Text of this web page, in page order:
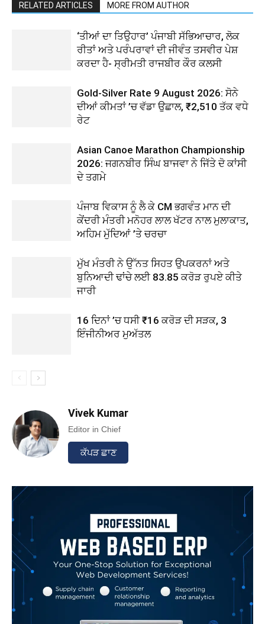
RELATED ARTICLES MORE FROM AUTHOR
‘ਤੀਆਂ ਦਾ ਤਿਉਹਾਰ’ ਪੰਜਾਬੀ ਸੱਭਿਆਚਾਰ, ਲੋਕ
ਰੀਤਾਂ ਅਤੇ ਪਰੰਪਰਾਵਾਂ ਦੀ ਜੀਵੰਤ ਤਸਵੀਰ ਪੇਸ਼
ਕਰਦਾ ਹੈ- ਸ੍ਰੀਮਤੀ ਰਾਜਬੀਰ ਕੌਰ ਕਲਸੀ
Gold-Silver Rate 9 August 2026: ਸੋਨੇ
ਦੀਆਂ ਕੀਮਤਾਂ ’ਚ ਵੱਡਾ ਉਛਾਲ, ₹2,510 ਤੱਕ ਵਧੇ
ਰੇਟ
Asian Canoe Marathon Championship
2026: ਜਗਨਬੀਰ ਸਿੰਘ ਬਾਜਵਾ ਨੇ ਜਿੱਤੇ ਦੋ ਕਾਂਸੀ
ਦੇ ਤਗਮੇ
ਪੰਜਾਬ ਵਿਕਾਸ ਨੂੰ ਲੈ ਕੇ CM ਭਗਵੰਤ ਮਾਨ ਦੀ
ਕੇਂਦਰੀ ਮੰਤਰੀ ਮਨੋਹਰ ਲਾਲ ਖੱਟਰ ਨਾਲ ਮੁਲਾਕਾਤ,
ਅਹਿਮ ਮੁੱਦਿਆਂ ’ਤੇ ਚਰਚਾ
ਮੁੱਖ ਮੰਤਰੀ ਨੇ ਉੱਨਤ ਸਿਹਤ ਉਪਕਰਨਾਂ ਅਤੇ
ਬੁਨਿਆਦੀ ਢਾਂਚੇ ਲਈ 83.85 ਕਰੋੜ ਰੁਪਏ ਕੀਤੇ
ਜਾਰੀ
16 ਦਿਨਾਂ ’ਚ ਧਸੀ ₹16 ਕਰੋੜ ਦੀ ਸੜਕ, 3
ਇੰਜੀਨੀਅਰ ਮੁਅੱਤਲ
Vivek Kumar
Editor in Chief
ਕੱਪੜ ਛਾਣ